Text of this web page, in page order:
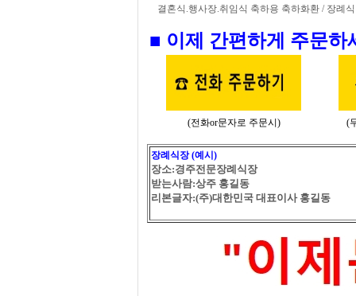
결혼식.행사장.취임식 축하용 축하화환 / 장례
■ 이제 간편하게 주문하
(전화or문자로 주문시) (
장례식장 (예시)
장소:경주전문장례식장
받는사람:상주 홍길동
리본글자:(주)대한민국 대표이사 홍길동